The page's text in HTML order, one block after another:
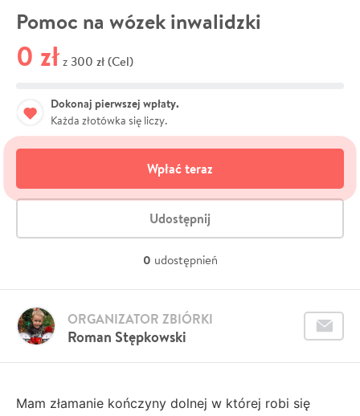
Pomoc na wózek inwalidzki
0 zł z 300 zł (Cel)
Dokonaj pierwszej wpłaty.
Każda złotówka się liczy.
Wpłać teraz
Udostępnij
0 udostępnień
Roman Stępkowski
ORGANIZATOR ZBIÓRKI
Mam złamanie kończyny dolnej w której robi się